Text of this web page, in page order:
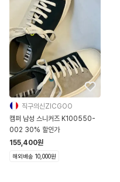
직구의신ZICGOO
캠퍼 남성 스니커즈 K100550-
002 30% 할인가
155,400원
해외배송 10,000원